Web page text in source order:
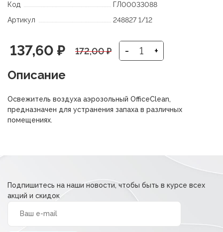
Код
ГЛ00033088
Артикул
248827 1/12
172,00₽
Первоначальная
цена
составляла
172,00 ₽.
137,60 ₽
Текущая
цена:
137,60 ₽.
- +
Описание
Освежитель воздуха аэрозольный OfficeClean,
предназначен для устранения запаха в различных
помещениях.
Подпишитесь на наши новости, чтобы быть в курсе всех
акций и скидок